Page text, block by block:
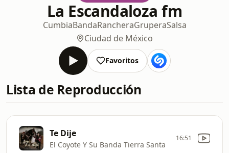
La Escandaloza fm
CumbiaBandaRancheraGruperaSalsa
Ciudad de México
Favoritos
Lista de Reproducción
Te Dije
El Coyote Y Su Banda Tierra Santa
16:51